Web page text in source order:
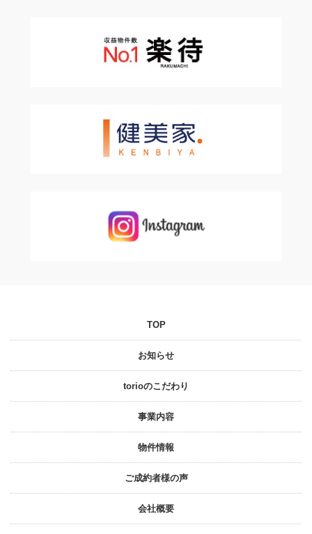
TOP
お知らせ
torioのこだわり
事業内容
物件情報
ご成約者様の声
会社概要